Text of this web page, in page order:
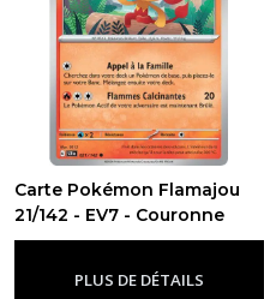
Carte Pokémon Flamajou
21/142 - EV7 - Couronne
Stellaire-Ev7 - Couronne Stellaire
PLUS DE DÉTAILS